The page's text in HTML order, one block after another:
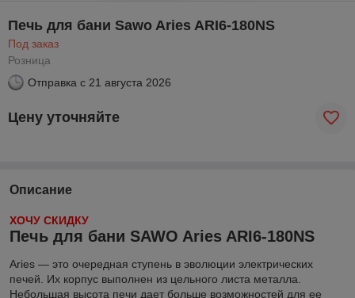
Печь для бани Sawo Aries ARI6-180NS
Под заказ
Розница
Отправка с 21 августа 2026
Цену уточняйте
Описание
ХОЧУ СКИДКУ
Печь для бани SAWO Aries ARI6-180NS
Aries — это очередная ступень в эволюции электрических
печей. Их корпус выполнен из цельного листа металла.
Небольшая высота печи дает больше возможностей для ее